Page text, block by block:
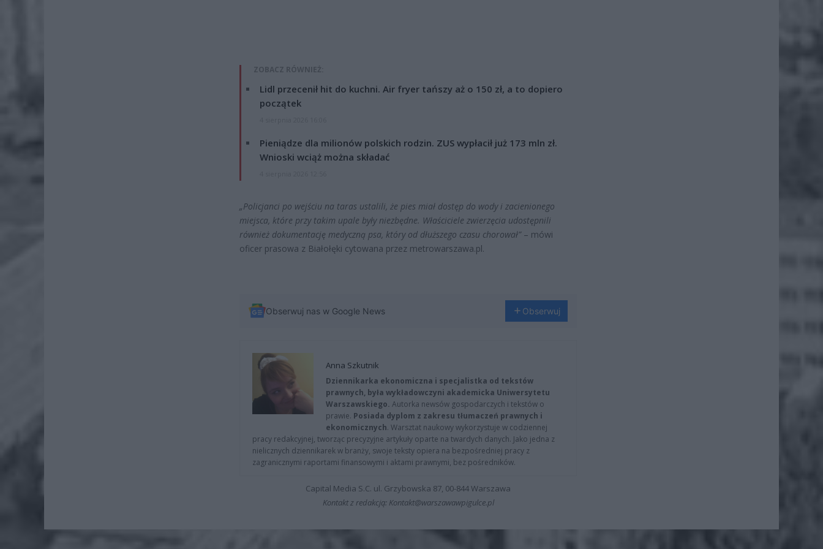
ZOBACZ RÓWNIEŻ:
Lidl przecenił hit do kuchni. Air fryer tańszy aż o 150 zł, a to dopiero
początek
Pieniądze dla milionów polskich rodzin. ZUS wypłacił już 173 mln zł.
Wnioski wciąż można składać
„Policjanci po wejściu na taras ustalili, że pies miał dostęp do wody i zacienionego
miejsca, które przy takim upale były niezbędne. Właściciele zwierzęcia udostępnili
również dokumentację medyczną psa, który od dłuższego czasu chorował”– mówi
oficer prasowa z Białołęki cytowana przez metrowarszawa.pl.
Obserwuj nas w Google News Obserwuj
Anna Szkutnik
Dziennikarka ekonomiczna i specjalistka od tekstów
prawnych, była wykładowczyni akademicka Uniwersytetu
Warszawskiego. Autorka newsów gospodarczych i tekstów o
prawie. Posiada dyplom z zakresu tłumaczeń prawnych i
ekonomicznych. Warsztat naukowy wykorzystuje w codziennej
pracy redakcyjnej, tworząc precyzyjne artykuły oparte na twardych danych. Jako jedna z
nielicznych dziennikarek w branży, swoje teksty opiera na bezpośredniej pracy z
zagranicznymi raportami finansowymi i aktami prawnymi, bez pośredników.
Capital Media S.C. ul. Grzybowska 87, 00-844 Warszawa
Kontakt z redakcją: Kontakt@warszawawpigulce.pl